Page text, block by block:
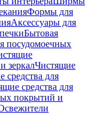
Формы для
Аксессуары для
Бытовая
посудомоечных
зеркалЧистящие
средства для
средства для
покрытий и